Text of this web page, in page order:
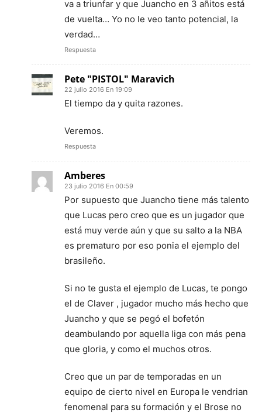
va a triunfar y que Juancho en 3 añitos está
de vuelta… Yo no le veo tanto potencial, la
verdad…
Respuesta
Pete "PISTOL" Maravich
22 julio 2016 En 19:09
El tiempo da y quita razones.
Veremos.
Respuesta
Amberes
23 julio 2016 En 00:59
Por supuesto que Juancho tiene más talento
que Lucas pero creo que es un jugador que
está muy verde aún y que su salto a la NBA
es prematuro por eso ponia el ejemplo del
brasileño.
Si no te gusta el ejemplo de Lucas, te pongo
el de Claver , jugador mucho más hecho que
Juancho y que se pegó el bofetón
deambulando por aquella liga con más pena
que gloria, y como el muchos otros.
Creo que un par de temporadas en un
equipo de cierto nivel en Europa le vendrian
fenomenal para su formación y el Brose no